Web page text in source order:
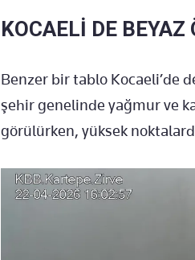
KOCAELİ DE BEYAZ
Benzer bir tablo Kocaeli’de
şehir genelinde yağmur ve
görülürken, yüksek